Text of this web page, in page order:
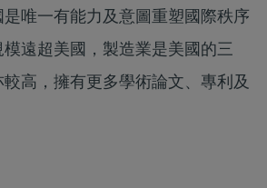
唯一有能力及意圖重塑國際秩序
遠超美國，製造業是美國的三
高，擁有更多學術論文、專利及